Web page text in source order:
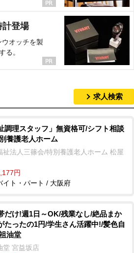
計登場
オッチを製
る。
求人検索
調理スタッフ」無資格可/シフト相談
養護老人ホーム
祉法人三篠会/特別養護老人ホーム 松屋
円
イト・パート / 大阪府
だけ!週1日～OK/残業なし/絶品まか
たったの1円/学生さん活躍中!/髪色自
油堂
堂 宮益坂店